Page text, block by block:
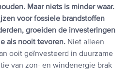
Maar niets is minder waar.
voor fossiele brandstoffen
groeiden de investeringen
als nooit tevoren. Niet alleen
ooit geïnvesteerd in duurzame
van zon- en windenergie brak